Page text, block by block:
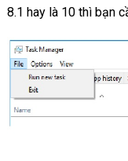
8.1 hay là 10 thì bạn